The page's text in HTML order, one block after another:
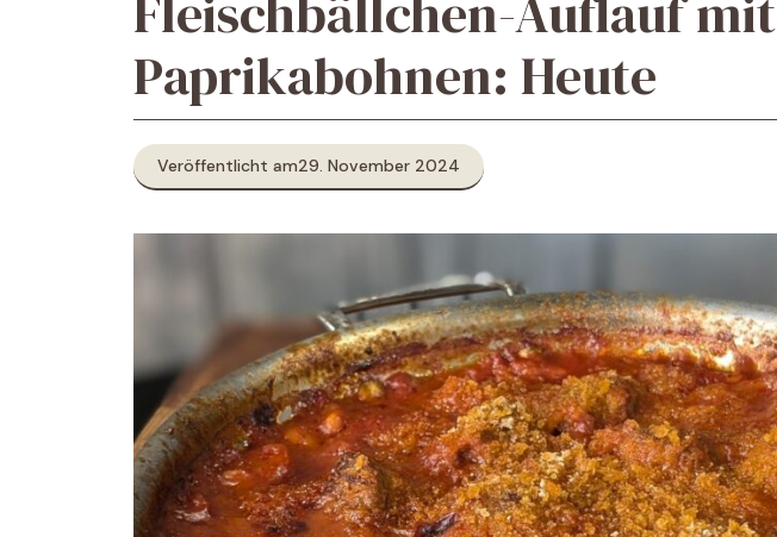
Paprikabohnen: Heute
Veröffentlicht am29. November 2024